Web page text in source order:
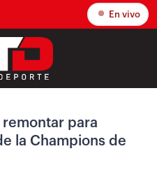
En vivo
para
la Champions de